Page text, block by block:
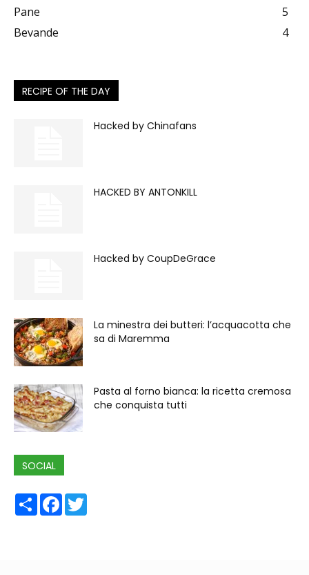
Pane
5
Bevande
4
RECIPE OF THE DAY
Hacked by Chinafans
HACKED BY ANTONKILL
Hacked by CoupDeGrace
La minestra dei butteri: l’acquacotta che
sa di Maremma
Pasta al forno bianca: la ricetta cremosa
che conquista tutti
SOCIAL
ShareFacebook